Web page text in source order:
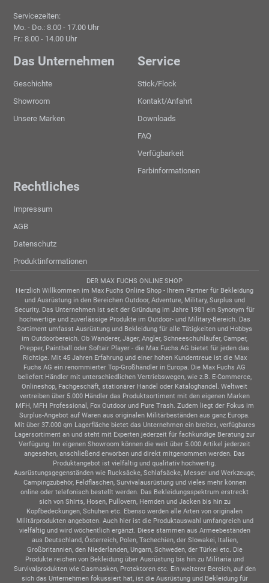
Servicezeiten:
Mo. - Do.: 8.00 - 17.00 Uhr
Fr.: 8.00 - 14.00 Uhr
Das Unternehmen
Geschichte
Showroom
Unsere Marken
Service
Stick/Flock
Kontakt/Anfahrt
Downloads
FAQ
Verfügbarkeit
Farbinformationen
Rechtliches
Impressum
AGB
Datenschutz
Produktinformationen
DER MAX FUCHS ONLINE SHOP
Herzlich Willkommen im Max Fuchs Online Shop - Ihrem Partner für Bekleidung
und Ausrüstung in den Bereichen Outdoor, Adventure, Military, Surplus und
Security. Das Unternehmen ist seit der Gründung im Jahre 1981 ein Synonym für
hochwertige und zuverlässige Produkte im Outdoor- und Military-Bereich. Das
Sortiment umfasst Ausrüstung und Bekleidung für alle Tätigkeiten und Hobbys
im Outdoorbereich. Ob Wanderer, Jäger, Angler, Schneeschuhläufer, Camper,
Prepper, Paintball oder Softair Player - die Max Fuchs AG bietet für jeden das
Richtige. Mit 45 Jahren Erfahrung und einer hohen Kundentreue ist die Max
Fuchs AG ein renommierter Top-Großhändler in Europa. Die Max Fuchs AG
beliefert Händler mit unterschiedlichen Vertriebswegen, wie z.B. E-Commerce,
Onlineshop, Fachgeschäft, stationärer Handel oder Kataloghandel. Weltweit
vertreiben über 5.000 Händler das Produktsortiment mit den eigenen Marken
MFH, MFH Professional, Fox Outdoor und Pure Trash. Zudem liegt der Fokus im
Surplus-Angebot auf Waren aus originalen Militärbeständen aus ganz Europa.
Mit über 37.000 qm Lagerfläche bietet das Unternehmen ein breites, verfügbares
Lagersortiment an und steht mit Experten jederzeit für fachkundige Beratung zur
Verfügung. Im eigenen Showroom können die weit über 5.000 Artikel jederzeit
angesehen, anschließend erworben und direkt mitgenommen werden. Das
Produktangebot ist vielfältig und qualitativ hochwertig.
Ausrüstungsgegenständen wie Rucksäcke, Schlafsäcke, Messer und Werkzeuge,
Campingzubehör, Feldflaschen, Survivalausrüstung und vieles mehr können
online oder telefonisch bestellt werden. Das Bekleidungsspektrum erstreckt
sich von Shirts, Hosen, Pullovern, Hemden und Jacken bis hin zu
Kopfbedeckungen, Schuhen etc. Ebenso werden alle Arten von originalen
Militärprodukten angeboten. Auch hier ist die Produktauswahl umfangreich und
vielfältig und wird wöchentlich ergänzt. Diese stammen aus Armeebeständen
aus Deutschland, Österreich, Polen, Tschechien, der Slowakei, Italien,
Großbritannien, den Niederlanden, Ungarn, Schweden, der Türkei etc. Die
Produkte reichen von Bekleidung über Ausrüstung bis hin zu Militaria und
Survivalprodukten wie Gasmasken, Protektoren etc. Ein weiterer Bereich, auf den
sich das Unternehmen fokussiert hat, ist die Ausrüstung und Bekleidung für